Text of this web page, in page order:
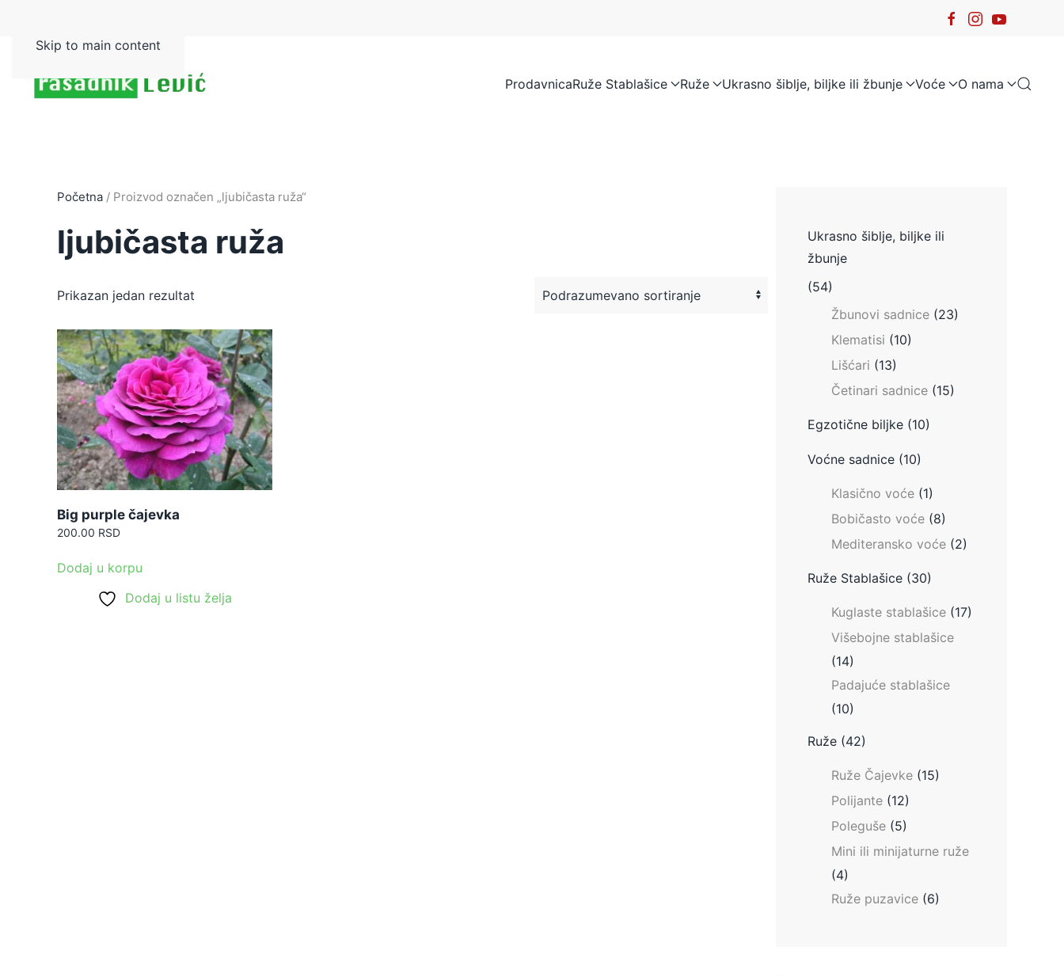
Skip to main content
ProdavnicaRuže Stablašice Ruže Ukrasno šiblje, biljke ili žbunje Voće O nama
Početna / Proizvod označen „ljubičasta ruža“
ljubičasta ruža
Prikazan jedan rezultat
Big purple čajevka
200.00 RSD
Dodaj u korpu
Dodaj u listu želja
Ukrasno šiblje, biljke ili
žbunje
(54)
Žbunovi sadnice (23)
Klematisi (10)
Lišćari (13)
Četinari sadnice (15)
Egzotične biljke (10)
Voćne sadnice (10)
Klasično voće (1)
Bobičasto voće (8)
Mediteransko voće (2)
Ruže Stablašice (30)
Kuglaste stablašice (17)
Višebojne stablašice
(14)
Padajuće stablašice
(10)
Ruže (42)
Ruže Čajevke (15)
Polijante (12)
Poleguše (5)
Mini ili minijaturne ruže
(4)
Ruže puzavice (6)